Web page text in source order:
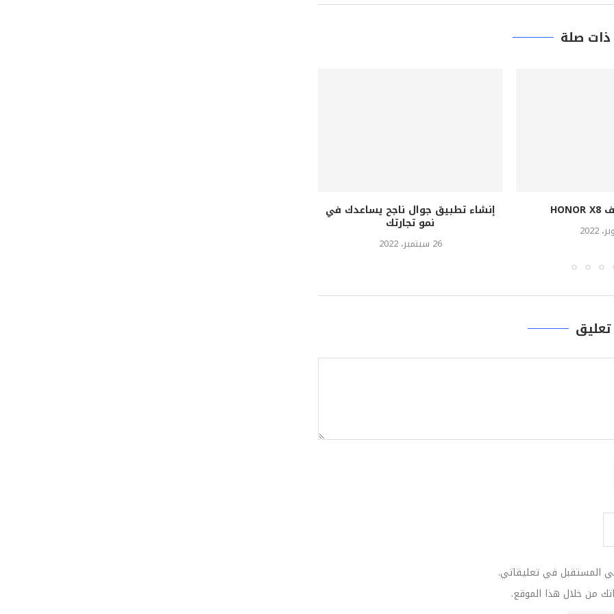
ذات صلة
ناجح يساعدك في ساينس سوفت تساعدك في إنشاء
برمجيات عالية الجودة
12 سبتمبر، 2022
المستقبل في تعليقاتي.
من خلال هذا الموقع.